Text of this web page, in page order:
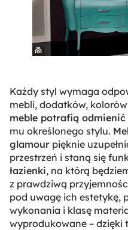
Każdy styl wymaga
mebli, dodatków,
meble potrafią
mu określonego stylu.
glamour pięknie
przestrzeń i staną się
łazienki, na którą
z prawdziwą
pod uwagę ich estetykę,
wykonania i klasę
wyprodukowane – dzięki